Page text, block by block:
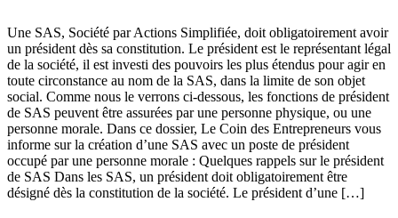
Une SAS, Société par Actions Simplifiée, doit obligatoirement avoir
un président dès sa constitution. Le président est le représentant légal
de la société, il est investi des pouvoirs les plus étendus pour agir en
toute circonstance au nom de la SAS, dans la limite de son objet
social. Comme nous le verrons ci-dessous, les fonctions de président
de SAS peuvent être assurées par une personne physique, ou une
personne morale. Dans ce dossier, Le Coin des Entrepreneurs vous
informe sur la création d’une SAS avec un poste de président
occupé par une personne morale : Quelques rappels sur le président
de SAS Dans les SAS, un président doit obligatoirement être
désigné dès la constitution de la société. Le président d’une […]